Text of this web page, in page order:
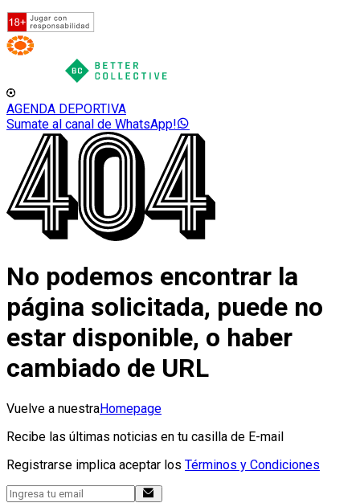
AGENDA DEPORTIVA
Sumate al canal de WhatsApp!
No podemos encontrar la
página solicitada, puede no
estar disponible, o haber
cambiado de URL
Vuelve a nuestraHomepage
Recibe las últimas noticias en tu casilla de E-mail
Registrarse implica aceptar los Términos y Condiciones